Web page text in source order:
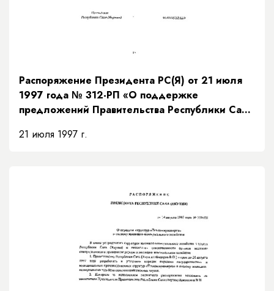
Распоряжение Президента РС(Я) от 21 июля
1997 года № 312-РП «О поддержке
предложений Правительства Республики Саха
бюджета на основании рекомендаций
21 июля 1997 г.